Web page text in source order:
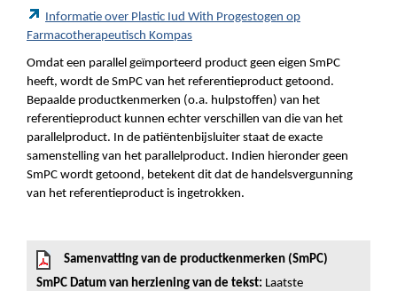
Informatie over Plastic Iud With Progestogen op
Farmacotherapeutisch Kompas
Omdat een parallel geïmporteerd product geen eigen SmPC
heeft, wordt de SmPC van het referentieproduct getoond.
Bepaalde productkenmerken (o.a. hulpstoffen) van het
referentieproduct kunnen echter verschillen van die van het
parallelproduct. In de patiëntenbijsluiter staat de exacte
samenstelling van het parallelproduct. Indien hieronder geen
SmPC wordt getoond, betekent dit dat de handelsvergunning
van het referentieproduct is ingetrokken.
Samenvatting van de productkenmerken (SmPC)
SmPC Datum van herziening van de tekst: Laatste